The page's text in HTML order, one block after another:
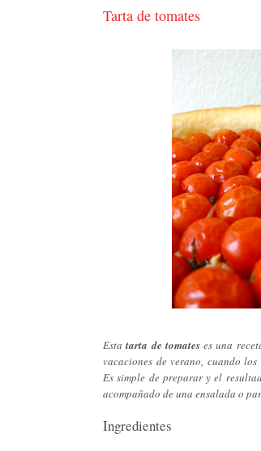
Tarta de tomates
Esta tarta de tomateses una
vacaciones de verano, cuando los
Es simple de preparar y el
acompañado de una ensalada o
Ingredientes